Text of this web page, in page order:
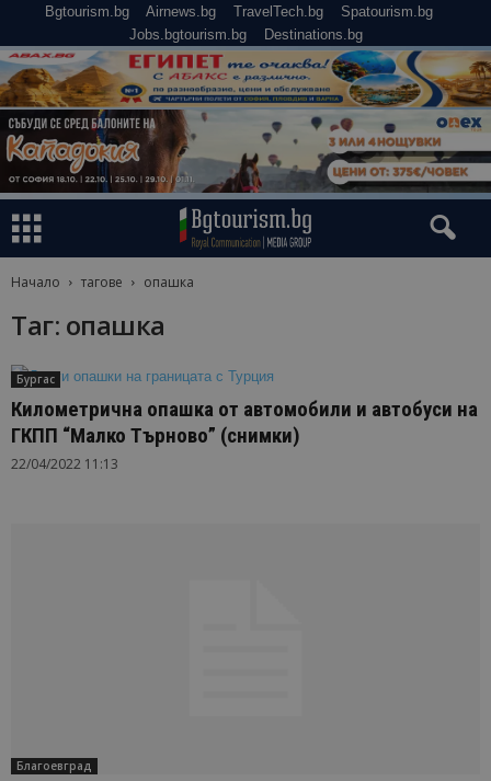
Bgtourism.bg Airnews.bg TravelTech.bg
Spatourism.bg
Jobs.bgtourism.bg
Destinations.bg
Начало тагове опашка
Таг: опашка
Бургас
Километрична опашка от автомобили и автобуси на
ГКПП “Малко Търново” (снимки)
22/04/2022 11:13
Благоевград